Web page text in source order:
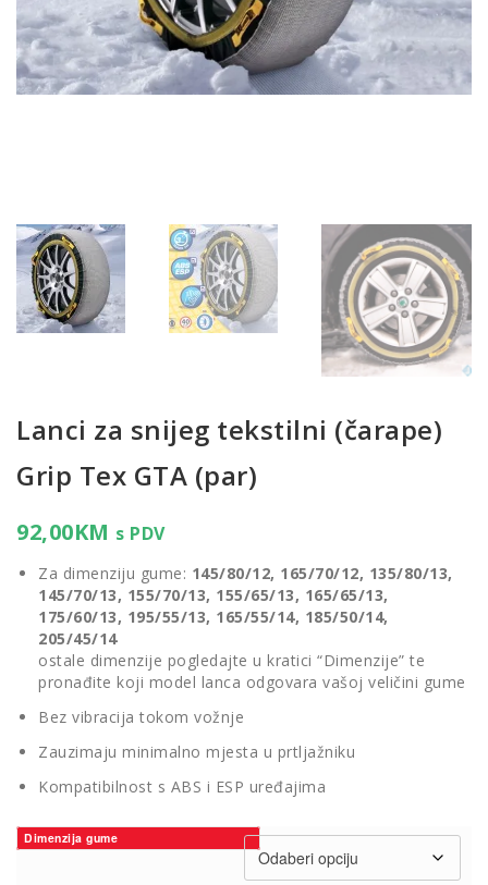
Lanci za snijeg tekstilni (čarape)
Grip Tex GTA (par)
92,00KM s PDV
Za dimenziju gume: 145/80/12, 165/70/12, 135/80/13,
145/70/13, 155/70/13, 155/65/13, 165/65/13,
175/60/13, 195/55/13, 165/55/14, 185/50/14,
205/45/14
ostale dimenzije pogledajte u kratici “Dimenzije” te
pronađite koji model lanca odgovara vašoj veličini gume
Bez vibracija tokom vožnje
Zauzimaju minimalno mjesta u prtljažniku
Kompatibilnost s ABS i ESP uređajima
Dimenzija gume